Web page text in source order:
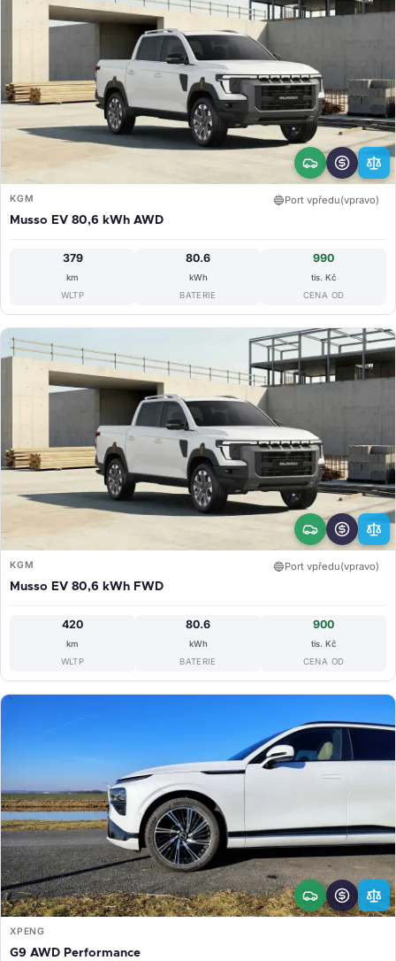
KGM 🔵Port vpředu(vpravo)
Musso EV 80,6 kWh AWD
379
km
WLTP
80.6
kWh
BATERIE
990
tis. Kč
CENA OD
KGM 🔵Port vpředu(vpravo)
Musso EV 80,6 kWh FWD
420
km
WLTP
80.6
kWh
BATERIE
900
tis. Kč
CENA OD
XPENG
G9 AWD Performance